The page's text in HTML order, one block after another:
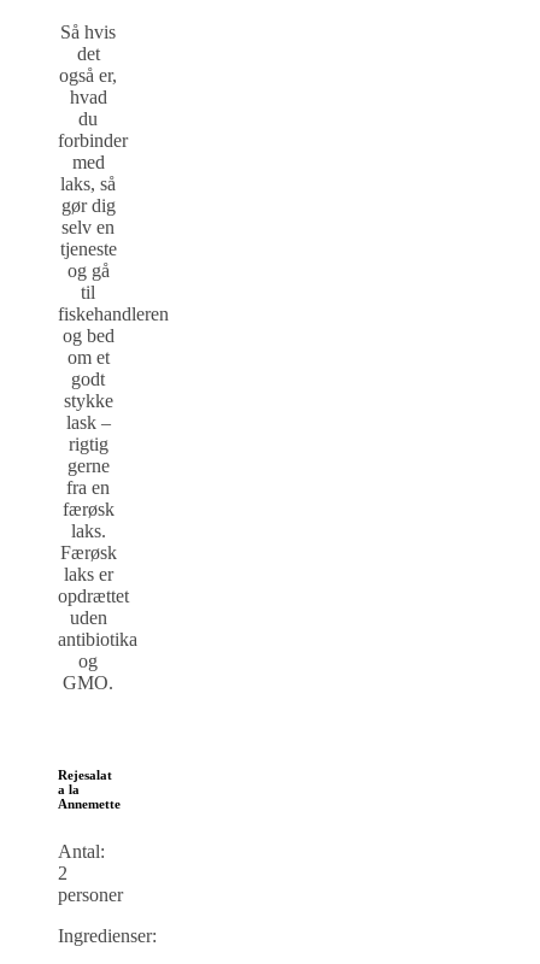
Så hvis
det
også er,
hvad
du
forbinder
med
laks, så
gør dig
selv en
tjeneste
og gå
til
fiskehandleren
og bed
om et
godt
stykke
lask –
rigtig
gerne
fra en
færøsk
laks.
Færøsk
laks er
opdrættet
uden
antibiotika
og
GMO.
Rejesalat
a la
Annemette
Antal:
2
personer
Ingredienser: